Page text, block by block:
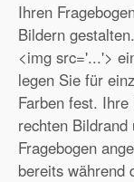
Ihren
Bildern
<img src='...'>
legen Sie für
Farben fest.
rechten
Fragebogen
bereits während